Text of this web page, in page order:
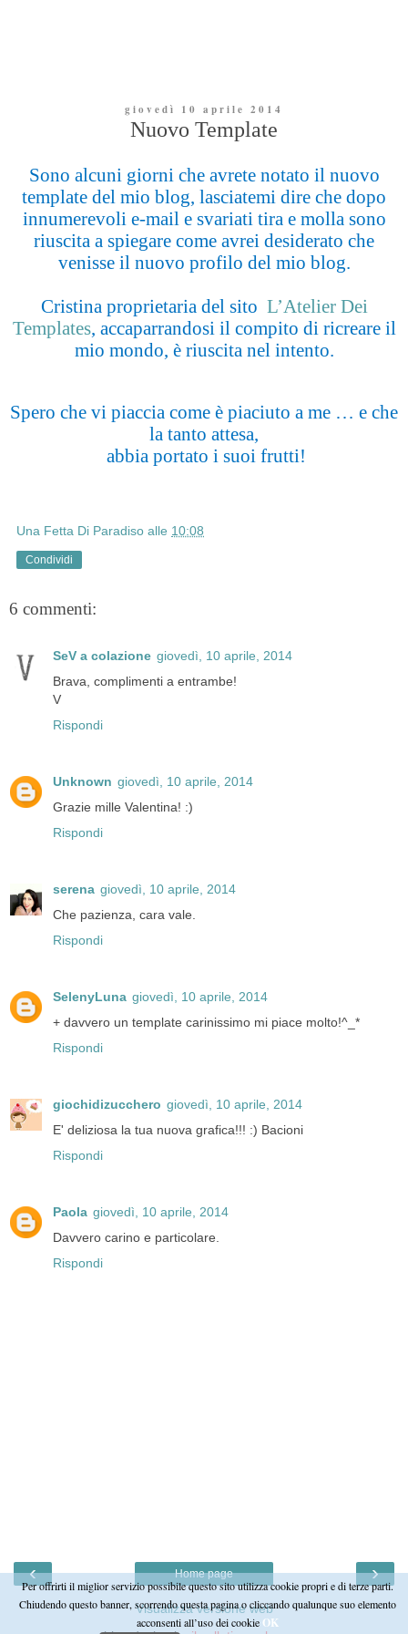
Per offrirti il miglior servizio possibile questo sito utilizza cookie propri e di terze parti.
Chiudendo questo banner, scorrendo questa pagina o cliccando qualunque suo elemento
acconsenti all’uso dei cookie OK
giovedì 10 aprile 2014
Nuovo Template
Sono alcuni giorni che avrete notato il nuovo
template del mio blog, lasciatemi dire che dopo
innumerevoli e-mail e svariati tira e molla sono
riuscita a spiegare come avrei desiderato che
venisse il nuovo profilo del mio blog.
Cristina proprietaria del sito L’Atelier Dei
Templates, accaparrandosi il compito di ricreare il
mio mondo, è riuscita nel intento.
Spero che vi piaccia come è piaciuto a me … e che
la tanto attesa,
abbia portato i suoi frutti!
Una Fetta Di Paradiso alle 10:08
Condividi
6 commenti:
SeV a colazione giovedì, 10 aprile, 2014
Brava, complimenti a entrambe!
V
Rispondi
Unknown giovedì, 10 aprile, 2014
Grazie mille Valentina! :)
Rispondi
serena giovedì, 10 aprile, 2014
Che pazienza, cara vale.
Rispondi
SelenyLuna giovedì, 10 aprile, 2014
+ davvero un template carinissimo mi piace molto!^_*
Rispondi
giochidizucchero giovedì, 10 aprile, 2014
E' deliziosa la tua nuova grafica!!! :) Bacioni
Rispondi
Paola giovedì, 10 aprile, 2014
Davvero carino e particolare.
Rispondi
‹ ›
Home page
Visualizza versione web